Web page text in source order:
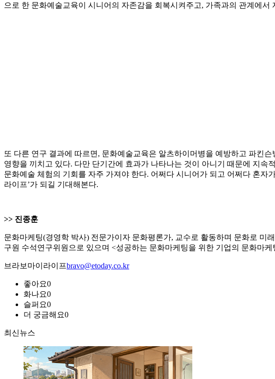
으로 한 문화예술교육이 시니어의 자존감을 회복시켜주고, 가족과의 관계에
또 다른 연구 결과에 따르면, 문화예술교육은 알츠하이머병을 예방하고 파킨
영향을 끼치고 있다. 다만 단기간에 효과가 나타나는 것이 아니기 때문에 지
문화예술 체험의 기회를 자주 가져야 한다. 어쩌다 시니어가 되고 어쩌다 혼자
라이프’가 되길 기대해본다.
>> 진종훈
문화마케팅(경영학 박사) 전문가이자 문화평론가, 교수로 활동하며 문화로 미
구원 수석연구위원으로 있으며 <성공하는 문화마케팅을 위한 기업의 문화마
브라보마이라이프bravo@etoday.co.kr
좋아요0
화나요0
슬퍼요0
더 궁금해요0
최신뉴스